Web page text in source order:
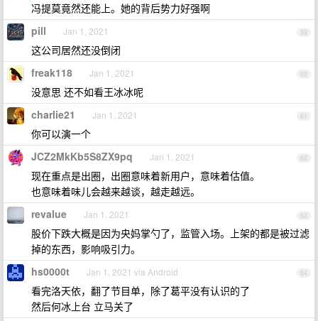
冯提莫竟然还能上。她的背后势力好强啊
59
pill Jan 1, 2021
这公司居然还没倒闭
60
freak118 Jan 1, 2021
没意思 还不如看王冰冰呢
61
charlie21 Jan 1, 2021
你可以演一个
62
JCZ2MkKb5S8ZX9pq Jan 1, 2021
现在重点是出圈，出圈意味着新用户，意味着估值。
也意味着味儿会越来越谈，越走越远。
63
revalue Jan 1, 2021
股价下跌大概是因为央妈掌勺了，监管入场。上架的都是被过滤
掉的东西，影响吸引力。
64
hs0000t Jan 1, 2021 via Android
看完洛天依，翻了节目单，除了葛平没有认识的了
然后何冰上台 立马关了